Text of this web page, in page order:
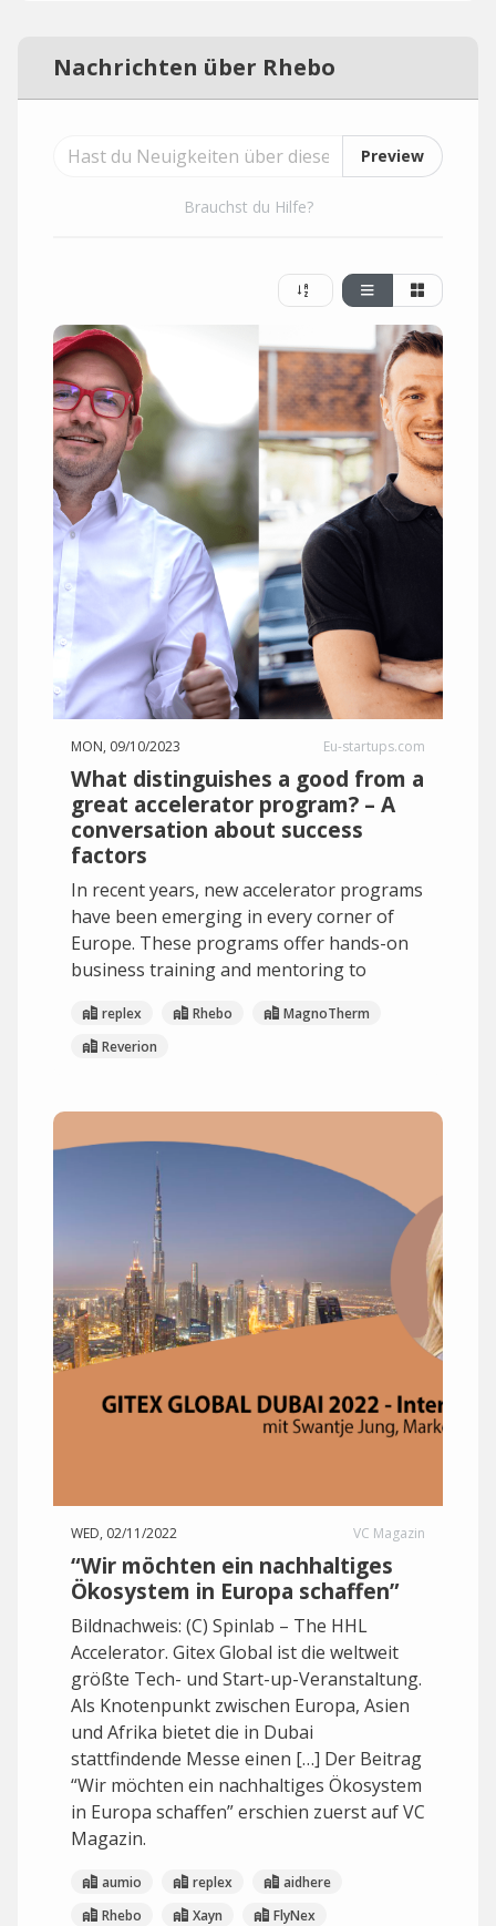
Nachrichten über Rhebo
Preview
Brauchst du Hilfe?
MON, 09/10/2023 Eu-startups.com
What distinguishes a good from a
great accelerator program? – A
conversation about success
factors
In recent years, new accelerator programs
have been emerging in every corner of
Europe. These programs offer hands-on
business training and mentoring to
replex Rhebo
MagnoTherm
Reverion
WED, 02/11/2022 VC Magazin
“Wir möchten ein nachhaltiges
Ökosystem in Europa schaffen”
Bildnachweis: (C) Spinlab – The HHL
Accelerator. Gitex Global ist die weltweit
größte Tech- und Start-up-Veranstaltung.
Als Knotenpunkt zwischen Europa, Asien
und Afrika bietet die in Dubai
stattfindende Messe einen […] Der Beitrag
“Wir möchten ein nachhaltiges Ökosystem
in Europa schaffen” erschien zuerst auf VC
Magazin.
aumio replex
aidhere
Rhebo
Xayn
FlyNex